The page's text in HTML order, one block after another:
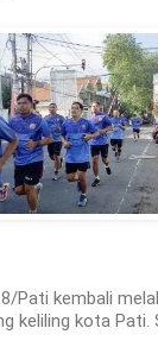
Pati kembali
keliling kota Pati.